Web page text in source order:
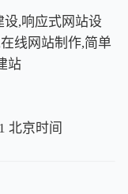
设,响应式网站设
线网站制作,简单
站
北京时间
北京时间